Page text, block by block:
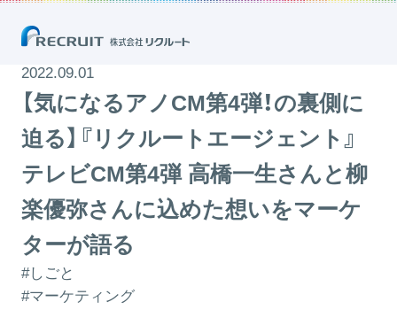
レビCM第4弾 高橋一生さんと柳楽優弥さんに込めた想いをマーケター
2022.09.01
【気になるアノCM第4弾！の裏側に
迫る】『リクルートエージェント』
テレビCM第4弾 高橋一生さんと柳
楽優弥さんに込めた想いをマーケ
ターが語る
#しごと
#マーケティング